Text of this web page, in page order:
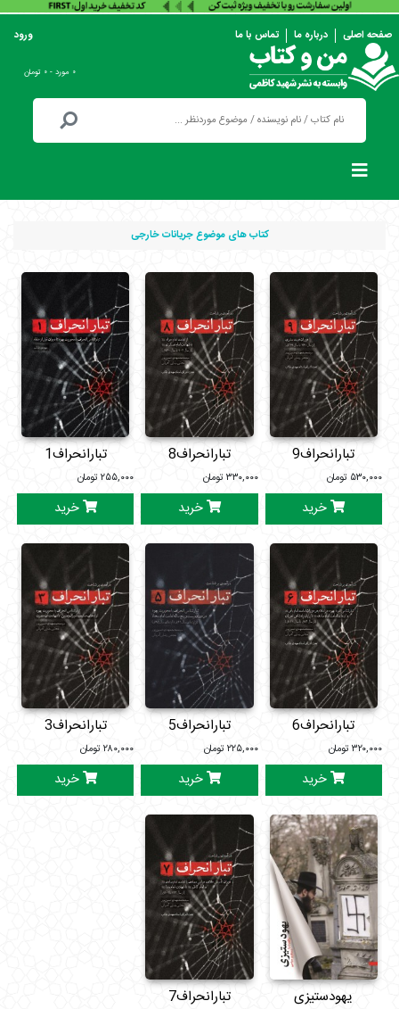
صفحه اصلی درباره ما تماس با ما ورود
۰ مورد - ۰ تومان
کتاب های موضوع جریانات خارجی
تبارانحراف9
۵۳۰,۰۰۰ تومان
خرید
تبارانحراف8
۳۳۰,۰۰۰ تومان
خرید
تبارانحراف1
۲۵۵,۰۰۰ تومان
خرید
تبارانحراف6
۳۲۰,۰۰۰ تومان
خرید
تبارانحراف5
۲۲۵,۰۰۰ تومان
خرید
تبارانحراف3
۲۸۰,۰۰۰ تومان
خرید
یهودستیزی تبارانحراف7